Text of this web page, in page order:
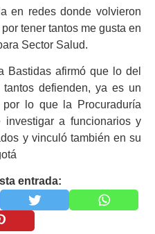
en redes donde volvieron
tener tantos me gusta en
Sector Salud.
Bastidas afirmó que lo del
defienden, ya es un
lo que la Procuraduría
a funcionarios y
y vinculó también en su
entrada: